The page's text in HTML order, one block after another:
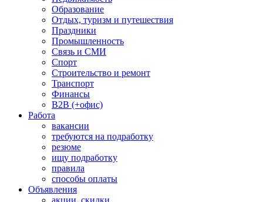
Образование
Отдых, туризм и путешествия
Праздники
Промышленность
Связь и СМИ
Спорт
Строительство и ремонт
Транспорт
Финансы
B2B (+офис)
Работа
вакансии
требуются на подработку
резюме
ищу подработку
правила
способы оплаты
Объявления
акции, скидки